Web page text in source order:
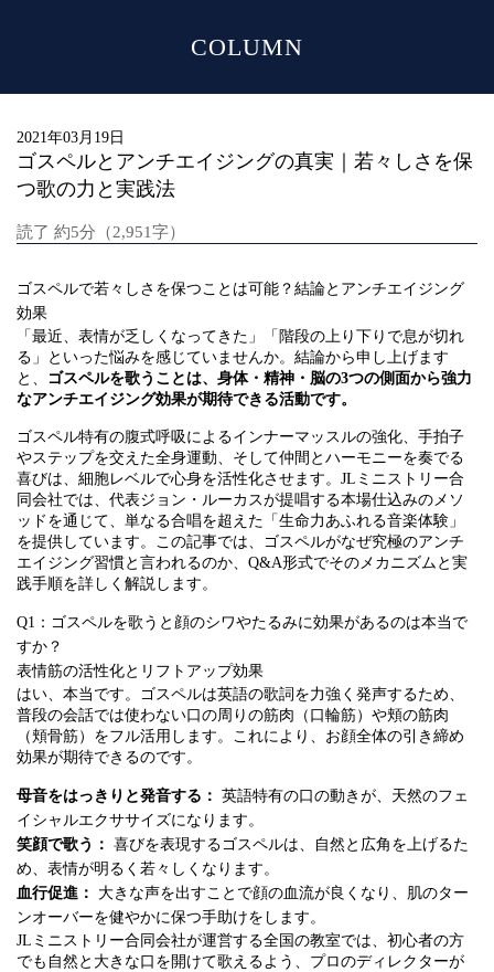
COLUMN
2021年03月19日
ゴスペルとアンチエイジングの真実｜若々しさを保
つ歌の力と実践法
読了 約5分（2,951字）
ゴスペルで若々しさを保つことは可能？結論とアンチエイジング
効果
「最近、表情が乏しくなってきた」「階段の上り下りで息が切れ
る」といった悩みを感じていませんか。結論から申し上げます
と、 ゴスペルを歌うことは、身体・精神・脳の3つの側面から強力
なアンチエイジング効果が期待できる活動です。
ゴスペル特有の腹式呼吸によるインナーマッスルの強化、手拍子
やステップを交えた全身運動、そして仲間とハーモニーを奏でる
喜びは、細胞レベルで心身を活性化させます。JLミニストリー合
同会社では、代表ジョン・ルーカスが提唱する本場仕込みのメソ
ッドを通じて、単なる合唱を超えた「生命力あふれる音楽体験」
を提供しています。この記事では、ゴスペルがなぜ究極のアンチ
エイジング習慣と言われるのか、Q&A形式でそのメカニズムと実
践手順を詳しく解説します。
Q1：ゴスペルを歌うと顔のシワやたるみに効果があるのは本当で
すか？
表情筋の活性化とリフトアップ効果
はい、本当です。ゴスペルは英語の歌詞を力強く発声するため、
普段の会話では使わない口の周りの筋肉（口輪筋）や頬の筋肉
（頬骨筋）をフル活用します。これにより、お顔全体の引き締め
効果が期待できるのです。
母音をはっきりと発音する： 英語特有の口の動きが、天然のフェ
イシャルエクササイズになります。
笑顔で歌う： 喜びを表現するゴスペルは、自然と広角を上げるた
め、表情が明るく若々しくなります。
血行促進：
大きな声を出すことで顔の血流が良くなり、肌のター
ンオーバーを健やかに保つ手助けをします。
JLミニストリー合同会社が運営する全国の教室では、初心者の方
でも自然と大きな口を開けて歌えるよう、プロのディレクターが